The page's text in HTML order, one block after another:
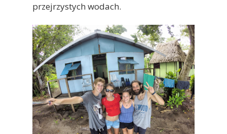
przejrzystych wodach.